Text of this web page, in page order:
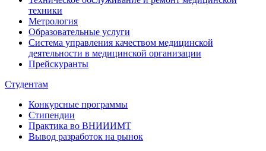
техники
Метрология
Образовательные услуги
Система управления качеством медицинской
деятельности в медицинской организации
Прейскуранты
Студентам
Конкурсные программы
Стипендии
Практика во ВНИИИМТ
Вывод разработок на рынок